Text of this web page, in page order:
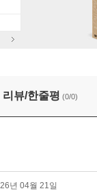
(호
리뷰/한줄평 (0/0)
년 04월 21일